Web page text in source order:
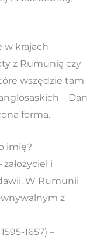
w krajach
z Rumunią czy
wszędzie tam
– Dan
forma.
imię?
założyciel i
W Rumunii
z
1657) –